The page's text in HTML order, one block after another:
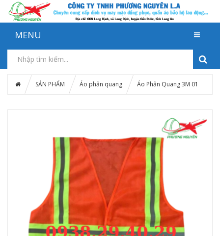
MENU
SẢN PHẨM Áo phản quang Áo Phản Quang 3M 01